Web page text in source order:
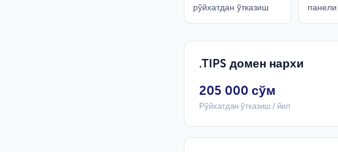
рўйхатдан ўтказиш
панели
.TIPS домен нархи
205 000 сўм
Рўйхатдан ўтказиш / йил